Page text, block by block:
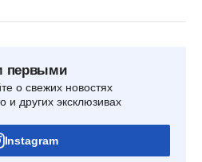
первыми
о свежих новостях
и других эксклюзивах
Instagram